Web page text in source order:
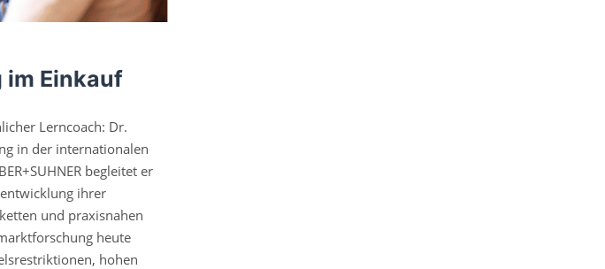
Einkauf
Lerncoach: Dr.
in der internationalen
begleitet er
ihrer
und praxisnahen
heute
hohen